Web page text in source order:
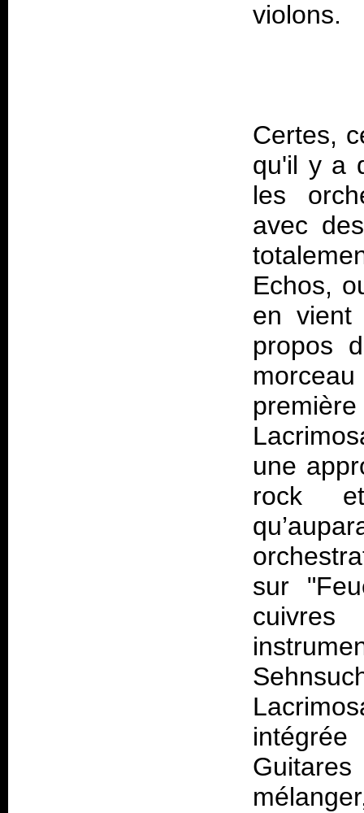
Certes,
qu'il y a
les
avec
Echos,
en vient
propos
une
rock
sur